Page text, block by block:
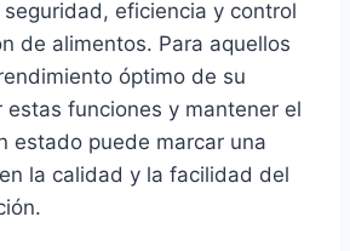
eficiencia y control
de alimentos. Para aquellos
óptimo de su
estas funciones y mantener el
estado puede marcar una
la calidad y la facilidad del